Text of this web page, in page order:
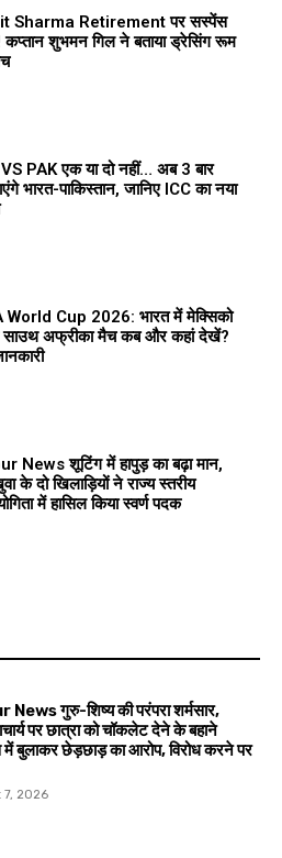
Sharma Retirement पर सस्पेंस
शुभमन गिल ने बताया ड्रेसिंग रूम
PAK एक या दो नहीं… अब 3 बार
भारत-पाकिस्तान, जानिए ICC का नया
World Cup 2026: भारत में मेक्सिको
साउथ अफ्रीका मैच कब और कहां देखें?
News शूटिंग में हापुड़ का बढ़ा मान,
के दो खिलाड़ियों ने राज्य स्तरीय
में हासिल किया स्वर्ण पदक
News गुरु-शिष्य की परंपरा शर्मसार,
पर छात्रा को चॉकलेट देने के बहाने
बुलाकर छेड़छाड़ का आरोप, विरोध करने पर
7, 2026